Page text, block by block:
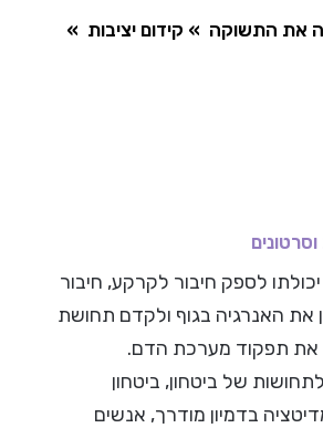
את התשוקה » קידום יציבות »
לספק חיבור לקרקע, חיבור
את האנרגיה בגוף ולקדם תחושת
את תפקוד מערכת הדם.
של ביטחון, ביטחון
בדמיון מודרך, אנשים